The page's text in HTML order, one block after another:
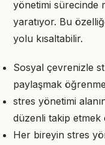
yönetimi sürecinde
yaratıyor. Bu
yolu kısaltabilir.
Sosyal çevrenizle
paylaşmak
stres yönetimi
düzenli takip etmek
Her bireyin stres